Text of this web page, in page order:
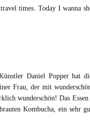
times. Today I wanna
Daniel Popper hat
Frau, der mit
wunderschön! Das
Kombucha, ein sehr